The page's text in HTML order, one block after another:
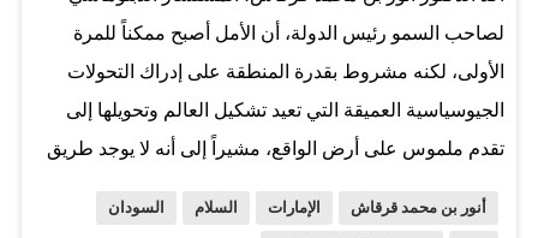
لصاحب السمو رئيس الدولة، أن الأمل أصبح ممكناً للمرة
الأولى، لكنه مشروط بقدرة المنطقة على إدراك التحولات
الجيوسياسية العميقة التي تعيد تشكيل العالم وتحويلها إلى
تقدم ملموس على أرض الواقع، مشيراً إلى أنه لا يوجد طريق
أنور بن محمد قرقاش الإمارات السلام السودان